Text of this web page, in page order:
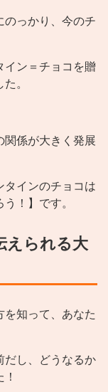
のっかり、今のチ
イン＝チョコを贈
。
関係が大きく発展
タインのチョコは
！】です。
えられる大
を知って、あなた
だし、どうなるか